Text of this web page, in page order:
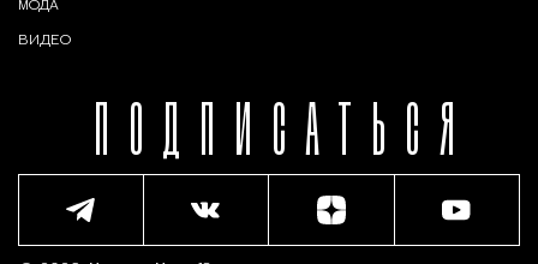
ПОДПИСАТЬСЯ
МОДА
ВИДЕО